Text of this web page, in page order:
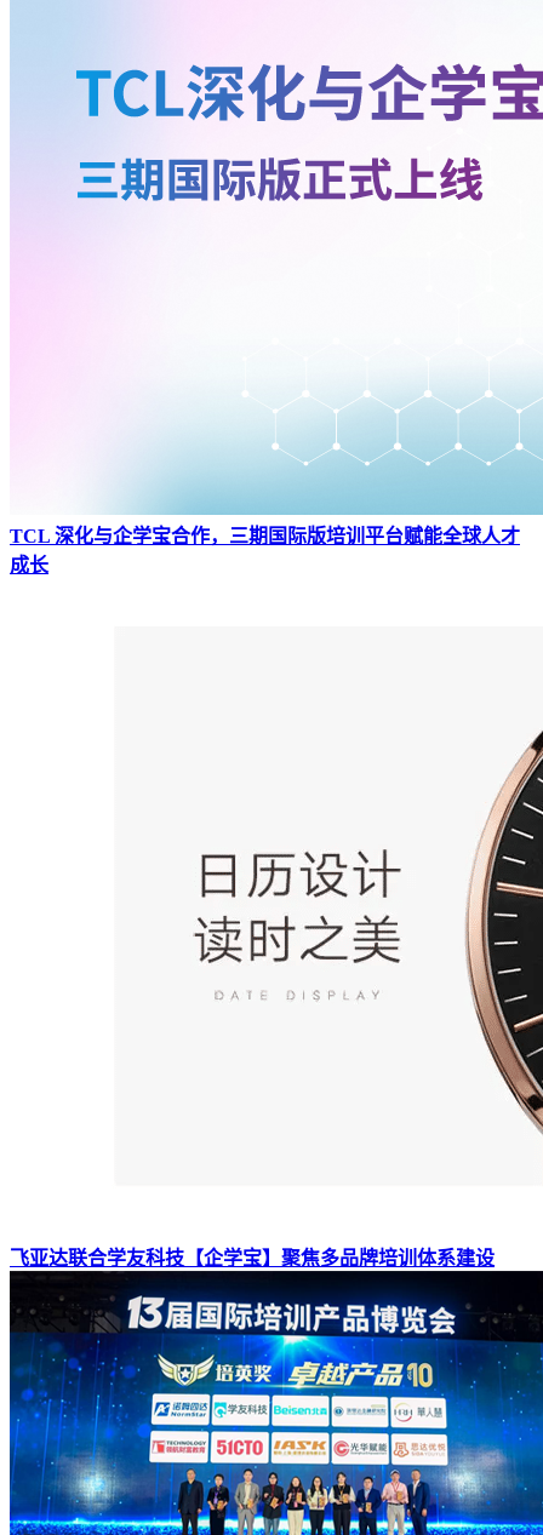
TCL 深化与企学宝合作，三期国际版培训平台赋能全球人才
成长
飞亚达联合学友科技【企学宝】聚焦多品牌培训体系建设